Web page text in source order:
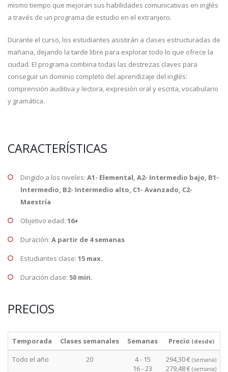
mismo tiempo que mejoran sus habilidades comunicativas en inglés
a través de un programa de estudio en el extranjero.
Durante el curso, los estudiantes asistirán a clases estructuradas de
mañana, dejando la tarde libre para explorar todo lo que ofrece la
ciudad. El programa combina todas las destrezas claves para
conseguir un dominio completo del aprendizaje del inglés:
comprensión auditiva y lectora, expresión oral y escrita, vocabulario
y gramática.
CARACTERÍSTICAS
Dirigido a los niveles: A1- Elemental, A2- Intermedio bajo, B1-
Intermedio, B2- Intermedio alto, C1- Avanzado, C2-
Maestría
Objetivo edad: 16+
Duración: A partir de 4 semanas
Estudiantes clase: 15 max.
Duración clase: 50 min.
PRECIOS
Temporada Clases semanales Semanas Precio (desde)
Todo el año 20
4 - 15
16 - 23
294,30 € (semana)
279,48 € (semana)